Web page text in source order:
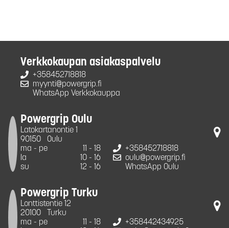
Verkkokaupan asiakaspalvelu
+358452718818
myynti@powergrip.fi
WhatsApp Verkkokauppa
Powergrip Oulu
Latokartanontie 1
90150
Oulu
ma - pe
11 - 18
la
10 - 16
su
12 - 16
+358452718818
oulu@powergrip.fi
WhatsApp Oulu
Powergrip Turku
Lonttistentie 12
20100
Turku
ma - pe
11 - 18
+358442434925